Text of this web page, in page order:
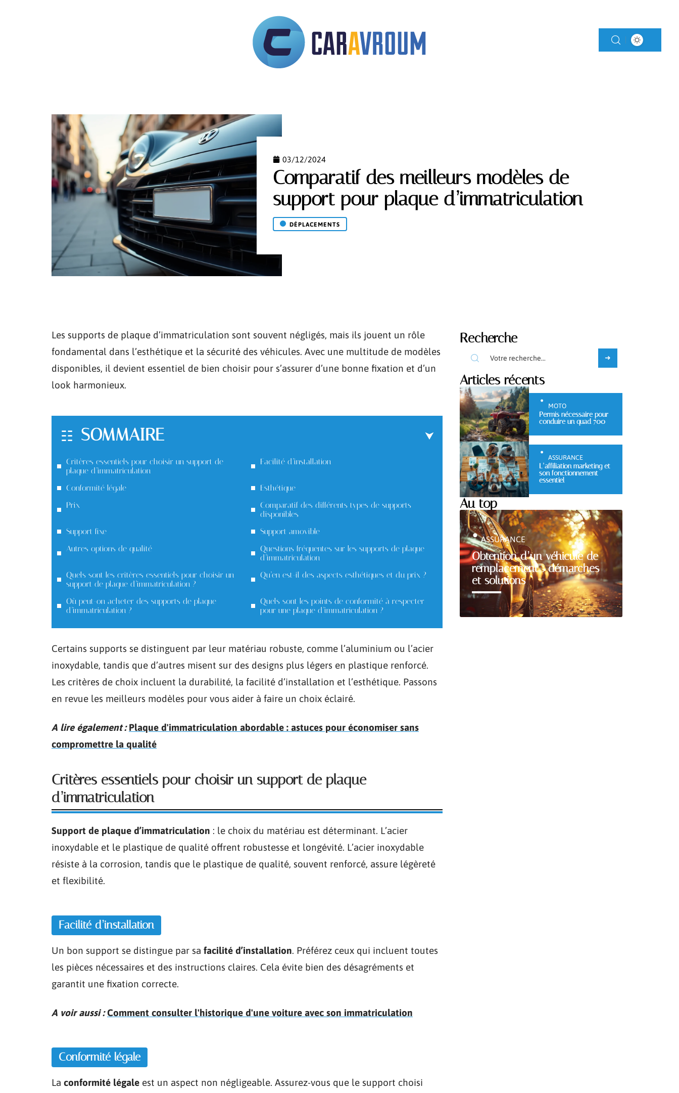
03/12/2024
Comparatif des meilleurs modèles de
support pour plaque d’immatriculation
DÉPLACEMENTS
Les supports de plaque d’immatriculation sont souvent négligés, mais ils jouent un rôle
fondamental dans l’esthétique et la sécurité des véhicules. Avec une multitude de modèles
disponibles, il devient essentiel de bien choisir pour s’assurer d’une bonne fixation et d’un
look harmonieux.
SOMMAIRE
Critères essentiels pour choisir un support de
plaque d’immatriculation
Facilité d’installation
Conformité légale
Esthétique
Prix
Comparatif des différents types de supports
disponibles
Support fixe
Support amovible
Autres options de qualité
Questions fréquentes sur les supports de plaque
d’immatriculation
Quels sont les critères essentiels pour choisir un
support de plaque d’immatriculation ?
Qu’en est-il des aspects esthétiques et du prix ?
Où peut-on acheter des supports de plaque
d’immatriculation ?
Quels sont les points de conformité à respecter
pour une plaque d’immatriculation ?
Certains supports se distinguent par leur matériau robuste, comme l’aluminium ou l’acier
inoxydable, tandis que d’autres misent sur des designs plus légers en plastique renforcé.
Les critères de choix incluent la durabilité, la facilité d’installation et l’esthétique. Passons
en revue les meilleurs modèles pour vous aider à faire un choix éclairé.
A lire également : Plaque d'immatriculation abordable : astuces pour économiser sans
compromettre la qualité
Critères essentiels pour choisir un support de plaque
d’immatriculation
Support de plaque d’immatriculation : le choix du matériau est déterminant. L’acier
inoxydable et le plastique de qualité offrent robustesse et longévité. L’acier inoxydable
résiste à la corrosion, tandis que le plastique de qualité, souvent renforcé, assure légèreté
et flexibilité.
Facilité d’installation
Un bon support se distingue par sa facilité d’installation. Préférez ceux qui incluent toutes
les pièces nécessaires et des instructions claires. Cela évite bien des désagréments et
garantit une fixation correcte.
A voir aussi : Comment consulter l'historique d'une voiture avec son immatriculation
Conformité légale
La conformité légale est un aspect non négligeable. Assurez-vous que le support choisi
Recherche
Articles récents
MOTO
Permis nécessaire pour
conduire un quad 700
ASSURANCE
L’affiliation marketing et
son fonctionnement
essentiel
Au top
Obtention d’un véhicule de
remplacement : démarches
et solutions
ASSURANCE